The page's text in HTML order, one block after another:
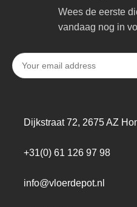
Wees de eerste
vandaag nog in
Dijkstraat 72, 2675 AZ
+31(0) 61 126 97 98
info@vloerdepot.nl